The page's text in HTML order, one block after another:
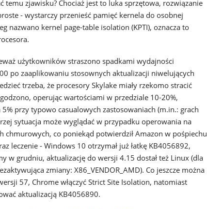
temu zjawisku? Chociaż jest to luka sprzętowa, rozwiązanie
- wystarczy przenieść pamięć kernela do osobnej
nazwano kernel page-table isolation (KPTI), oznacza to
użytkowników straszono spadkami wydajności
po zaaplikowaniu stosownych aktualizacji niwelujących
trzeba, że procesory Skylake miały rzekomo stracić
operując wartościami w przedziale 10-20%,
przy typowo casualowych zastosowaniach (m.in.: grach
sytuacja może wyglądać w przypadku operowania na
chmurowych, co poniekąd potwierdził Amazon w pośpiechu
leczenie - Windows 10 otrzymał już łatkę KB4056892,
w grudniu, aktualizację do wersji 4.15 dostał też Linux (dla
zmiany: X86_VENDOR_AMD). Co jeszcze można
57, Chrome włączyć Strict Site Isolation, natomiast
aktualizacją KB4056890.